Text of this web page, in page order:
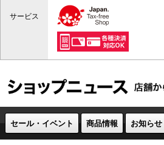
サービス
セール・イベント 商品情報 お知らせ